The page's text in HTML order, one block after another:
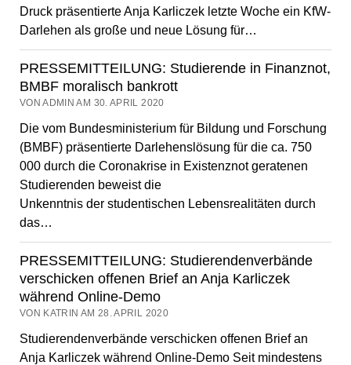
Druck präsentierte Anja Karliczek letzte Woche ein KfW-
Darlehen als große und neue Lösung für…
PRESSEMITTEILUNG: Studierende in Finanznot,
BMBF moralisch bankrott
VON ADMIN AM 30. APRIL 2020
Die vom Bundesministerium für Bildung und Forschung
(BMBF) präsentierte Darlehenslösung für die ca. 750
000 durch die Coronakrise in Existenznot geratenen
Studierenden beweist die
Unkenntnis der studentischen Lebensrealitäten durch
das…
PRESSEMITTEILUNG: Studierendenverbände
verschicken offenen Brief an Anja Karliczek
während Online-Demo
VON KATRIN AM 28. APRIL 2020
Studierendenverbände verschicken offenen Brief an
Anja Karliczek während Online-Demo Seit mindestens